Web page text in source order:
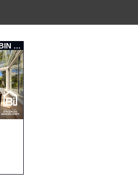
Maison SAINT AUBIN SUR MER